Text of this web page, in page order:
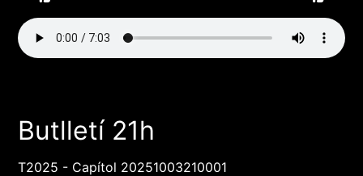
Butlletí 21h
T2025 - Capítol 20251003210001